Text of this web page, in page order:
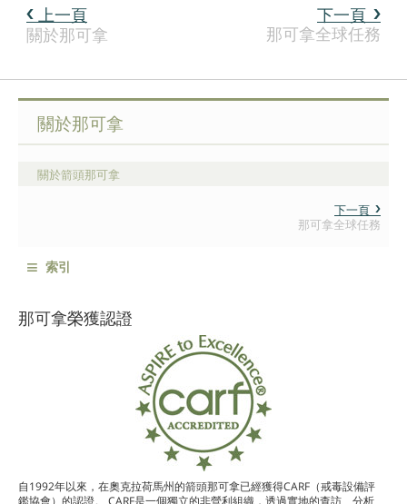
下一頁
那可拿全球任務
上一頁
關於那可拿
關於那可拿
關於箭頭那可拿
下一頁
那可拿全球任務
≡ 索引
那可拿榮獲認證
自1992年以來，在奧克拉荷馬州的箭頭那可拿已經獲得CARF（戒毒設備評
鑑協會）的認證。 CARF是一個獨立的非營利組織，透過實地的查訪、分析